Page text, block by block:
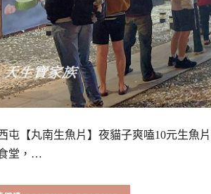
屯【丸南生魚片】夜貓子爽嗑10元生魚
堂，…